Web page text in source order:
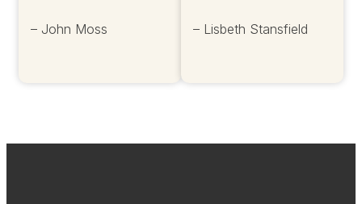
– John Moss – Lisbeth Stansfield